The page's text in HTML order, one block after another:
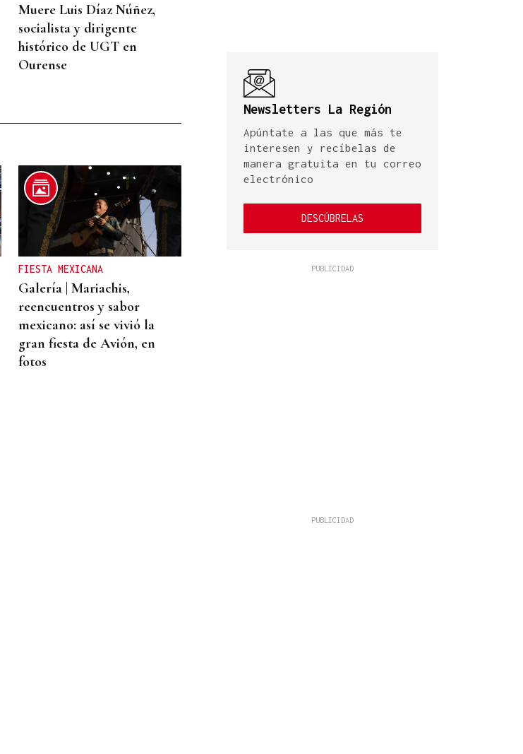
Muere Luis Díaz Núñez,
socialista y dirigente
histórico de UGT en
Ourense
FIESTA MEXICANA
Galería | Mariachis,
reencuentros y sabor
mexicano: así se vivió la
gran fiesta de Avión, en
fotos
Newsletters La Región
Apúntate a las que más te
interesen y recíbelas de
manera gratuita en tu correo
electrónico
DESCÚBRELAS